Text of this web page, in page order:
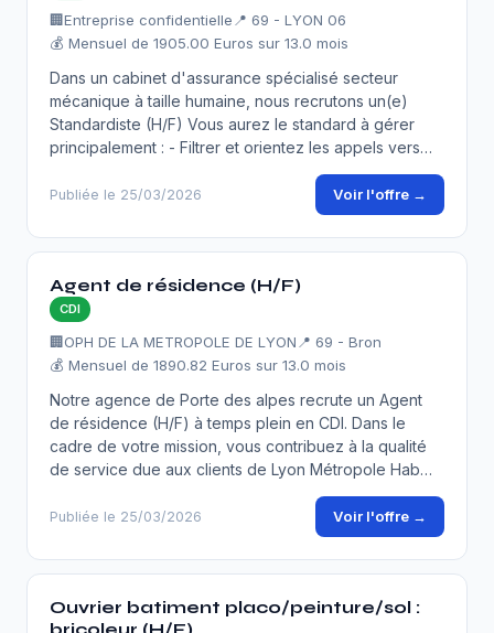
🏢Entreprise confidentielle 📍 69 - LYON 06
💰 Mensuel de 1905.00 Euros sur 13.0 mois
Dans un cabinet d'assurance spécialisé secteur
mécanique à taille humaine, nous recrutons un(e)
Standardiste (H/F) Vous aurez le standard à gérer
principalement : - Filtrer et orientez les appels vers…
Publiée le 25/03/2026 Voir l'offre →
Agent de résidence (H/F)
CDI
🏢OPH DE LA METROPOLE DE LYON 📍 69 - Bron
💰 Mensuel de 1890.82 Euros sur 13.0 mois
Notre agence de Porte des alpes recrute un Agent
de résidence (H/F) à temps plein en CDI. Dans le
cadre de votre mission, vous contribuez à la qualité
de service due aux clients de Lyon Métropole Hab…
Publiée le 25/03/2026 Voir l'offre →
Ouvrier batiment placo/peinture/sol :